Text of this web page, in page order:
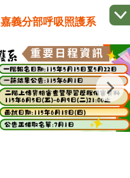
嘉義分部呼吸照護系